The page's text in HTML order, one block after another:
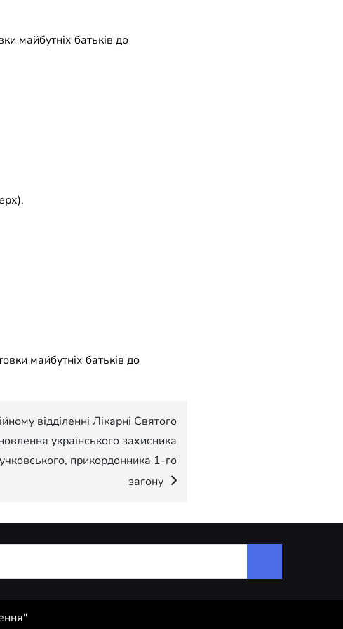
майбутніх батьків до
відділенні Лікарні Святого
українського захисника
прикордонника 1-го
загону